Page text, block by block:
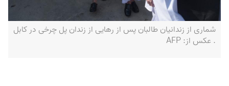
شماری از زندانیان طالبان پس از رهایی از زندان پل چرخی در کابل
.‏ عکس از: ‏AFP‏